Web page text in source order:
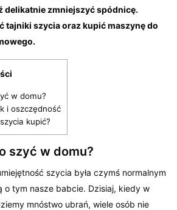
delikatnie zmniejszyć spódnicę.
tajniki szycia oraz kupić maszynę do
w domu?
i oszczędność
kupić?
szyć w domu?
szycia była czymś normalnym
o tym nasze babcie. Dzisiaj, kiedy w
mnóstwo ubrań, wiele osób nie